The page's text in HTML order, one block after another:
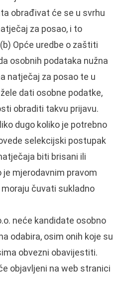
obrađivat će se u svrhu
za posao, i to
Opće uredbe o zaštiti
osobnih podataka nužna
natječaj za posao te u
dati osobne podatke,
obraditi takvu prijavu.
dugo koliko je potrebno
selekcijski postupak
biti brisani ili
je mjerodavnim pravom
čuvati sukladno
neće kandidate osobno
odabira, osim onih koje su
obvezni obavijestiti.
objavljeni na web stranici